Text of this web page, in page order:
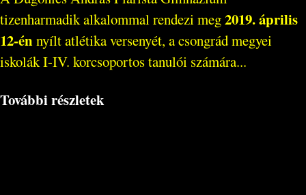
tizenharmadik alkalommal rendezi meg2019. április
12-énnyílt atlétika versenyét, a csongrád megyei
iskolák I-IV. korcsoportos tanulói számára...
További részletek